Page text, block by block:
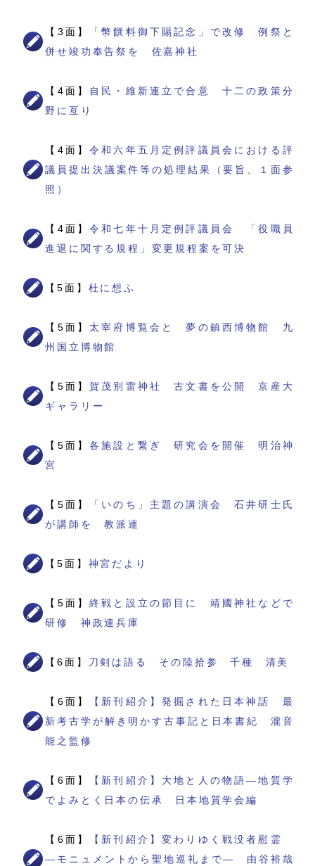
【3面】
「幣饌料御下賜記念」で改修 例祭と
併せ竣功奉告祭を 佐嘉神社
【4面】
自民・維新連立で合意 十二の政策分
野に亙り
【4面】令和六年五月定例評議員会における評
議員提出決議案件等の処理結果（要旨、１面参
照）
【4面】令和七年十月定例評議員会 「役職員
進退に関する規程」変更規程案を可決
【5面】 杜に想ふ
【5面】 太宰府博覧会と 夢の鎮西博物館 九
州国立博物館
【5面】賀茂別雷神社 古文書を公開 京産大
ギャラリー
【5面】各施設と繋ぎ 研究会を開催 明治神
宮
【5面】
「いのち」主題の講演会 石井研士氏
が講師を 教派連
【5面】 神宮だより
【5面】終戦と設立の節目に 靖國神社などで
研修 神政連兵庫
【6面】 刀剣は語る その陸拾参 千種 清美
【6面】
【新刊紹介】発掘された日本神話 最
新考古学が解き明かす古事記と日本書紀 瀧音
能之監修
【6面】
【新刊紹介】大地と人の物語―地質学
でよみとく日本の伝承 日本地質学会編
【6面】
【新刊紹介】変わりゆく戦没者慰霊
―モニュメントから聖地巡礼まで― 由谷裕哉